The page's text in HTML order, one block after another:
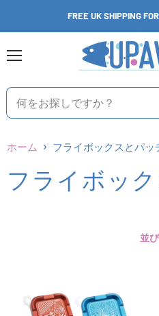
FREE UK SHIPPING
ュ
ホーム フライボックスとパッ
フライボッ
並